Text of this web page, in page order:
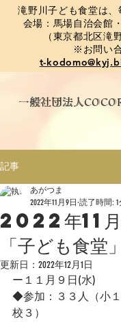
滝野川子ども食堂は
会場：馬場自治会館
（東京都北区滝
※お問い
t-
一般社団法人
記事
2022年11月
「子ども食堂」
あがつま
2022年11月9日 読了時間: 1
更新日： 2022年12月1日
ー１１月９日(水)
◆参加：３３人（小
校３）